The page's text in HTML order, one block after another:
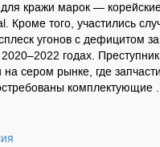
кражи марок —
Кроме того, участились
угонов с дефицитом
годах.
сером рынке, где
комплектующие